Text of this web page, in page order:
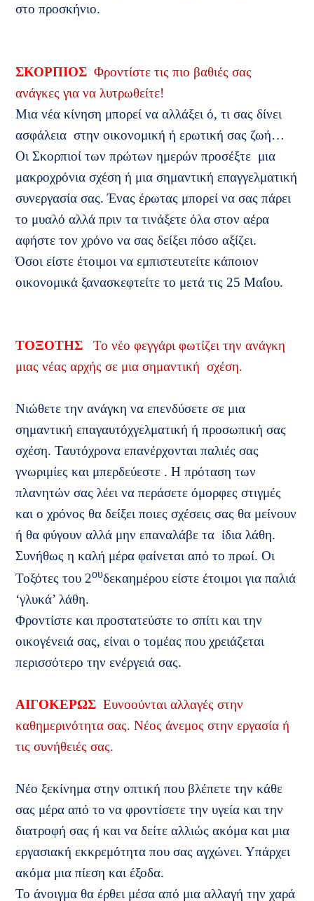
στο προσκήνιο.
ΣΚΟΡΠΙΟΣ Φροντίστε τις πιο βαθιές σας
ανάγκες για να λυτρωθείτε!
Μια νέα κίνηση μπορεί να αλλάξει ό, τι σας δίνει
ασφάλεια στην οικονομική ή ερωτική σας ζωή…
Οι Σκορπιοί των πρώτων ημερών προσέξτε μια
μακροχρόνια σχέση ή μια σημαντική επαγγελματική
συνεργασία σας. Ένας έρωτας μπορεί να σας πάρει
το μυαλό αλλά πριν τα τινάξετε όλα στον αέρα
αφήστε τον χρόνο να σας δείξει πόσο αξίζει.
Όσοι είστε έτοιμοι να εμπιστευτείτε κάποιον
οικονομικά ξανασκεφτείτε το μετά τις 25 Μαΐου.
ΤΟΞΟΤΗΣ
Το νέο φεγγάρι φωτίζει την ανάγκη
μιας νέας αρχής σε μια σημαντική σχέση.
Νιώθετε την ανάγκη να επενδύσετε σε μια
σημαντική επαγαυτόχγελματική ή προσωπική σας
σχέση. Ταυτόχρονα επανέρχονται παλιές σας
γνωριμίες και μπερδεύεστε . Η πρόταση των
πλανητών σας λέει να περάσετε όμορφες στιγμές
και ο χρόνος θα δείξει ποιες σχέσεις σας θα μείνουν
ή θα φύγουν αλλά μην επαναλάβε τα ίδια λάθη.
Συνήθως η καλή μέρα φαίνεται από το πρωί. Οι
Τοξότες του 2ουδεκαημέρου είστε έτοιμοι για παλιά
‘γλυκά’ λάθη.
Φροντίστε και προστατεύστε το σπίτι και την
οικογένειά σας, είναι ο τομέας που χρειάζεται
περισσότερο την ενέργειά σας.
ΑΙΓΟΚΕΡΩΣ Ευνοούνται αλλαγές στην
καθημερινότητα σας. Νέος άνεμος στην εργασία ή
τις συνήθειές σας.
Νέο ξεκίνημα στην οπτική που βλέπετε την κάθε
σας μέρα από το να φροντίσετε την υγεία και την
διατροφή σας ή και να δείτε αλλιώς ακόμα και μια
εργασιακή εκκρεμότητα που σας αγχώνει. Υπάρχει
ακόμα μια πίεση και έξοδα.
Το άνοιγμα θα έρθει μέσα από μια αλλαγή την χαρά